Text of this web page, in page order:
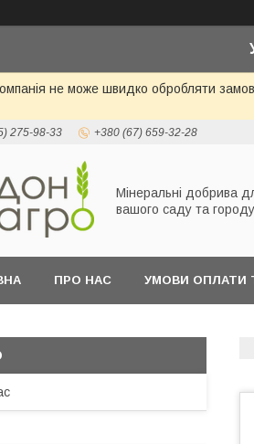
не може швидко обробляти
275-98-33 +380 (67) 659-32-28
Мінеральні добрива
вашого саду та городу
ПРО НАС УМОВИ ОПЛАТИ